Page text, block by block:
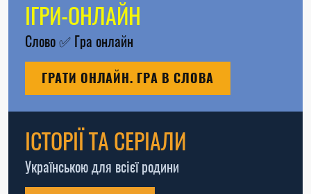
ІГРИ-ОНЛАЙН
Слово✅ Гра онлайн
ГРАТИ ОНЛАЙН. ГРА В СЛОВА
ІСТОРІЇ ТА СЕРІАЛИ
Українською для всієї родини